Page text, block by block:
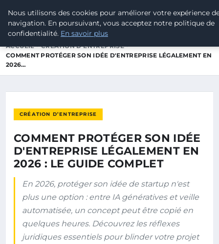
Dawa
Partage et enseignement
ACCUEIL
CRÉATION D’ENTREPRISE
COMMENT PROTÉGER SON IDÉE D'ENTREPRISE LÉGALEMENT EN
2026…
CRÉATION D’ENTREPRISE
COMMENT PROTÉGER SON IDÉE
D'ENTREPRISE LÉGALEMENT EN
2026 : LE GUIDE COMPLET
En 2026, protéger son idée de startup n'est
plus une option : entre IA génératives et veille
automatisée, un concept peut être copié en
quelques heures. Découvrez les réflexes
juridiques essentiels pour blinder votre projet
Nous utilisons des cookies pour améliorer votre expérience
navigation. En poursuivant, vous acceptez notre politique de
confidentialité. En savoir plus